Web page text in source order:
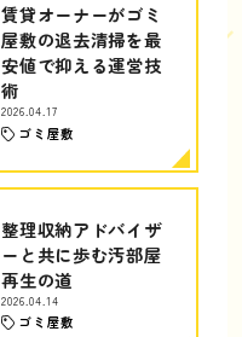
賃貸オーナーがゴミ
屋敷の退去清掃を最
安値で抑える運営技
術
2026.04.17
ゴミ屋敷
整理収納アドバイザ
ーと共に歩む汚部屋
再生の道
2026.04.14
ゴミ屋敷